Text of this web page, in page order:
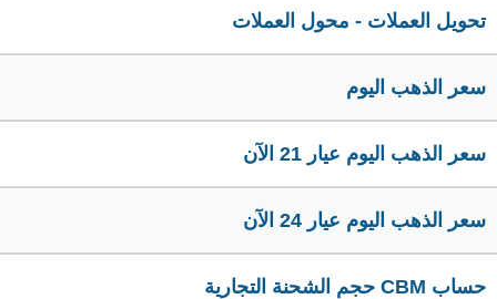
تحويل العملات - محول العملات
سعر الذهب اليوم
سعر الذهب اليوم عيار 21 الآن
سعر الذهب اليوم عيار 24 الآن
حساب CBM حجم الشحنة التجارية